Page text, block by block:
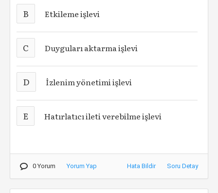
B Etkileme işlevi
C Duyguları aktarma işlevi
D İzlenim yönetimi işlevi
E Hatırlatıcı ileti verebilme işlevi
0 Yorum Yorum Yap Hata Bildir Soru Detay